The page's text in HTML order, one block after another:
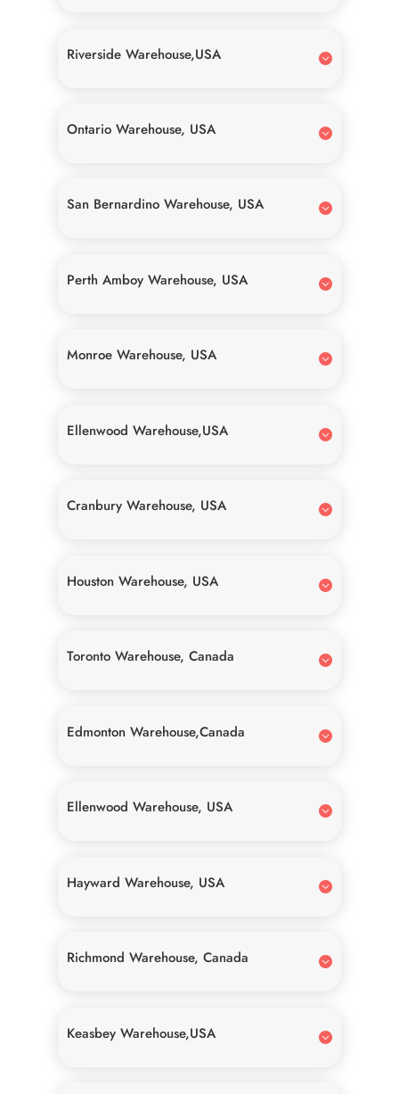
Riverside Warehouse,USA
Ontario Warehouse, USA
San Bernardino Warehouse, USA
Perth Amboy Warehouse, USA
Monroe Warehouse, USA
Ellenwood Warehouse,USA
Cranbury Warehouse, USA
Houston Warehouse, USA
Toronto Warehouse, Canada
Edmonton Warehouse,Canada
Ellenwood Warehouse, USA
Hayward Warehouse, USA
Richmond Warehouse, Canada
Keasbey Warehouse,USA